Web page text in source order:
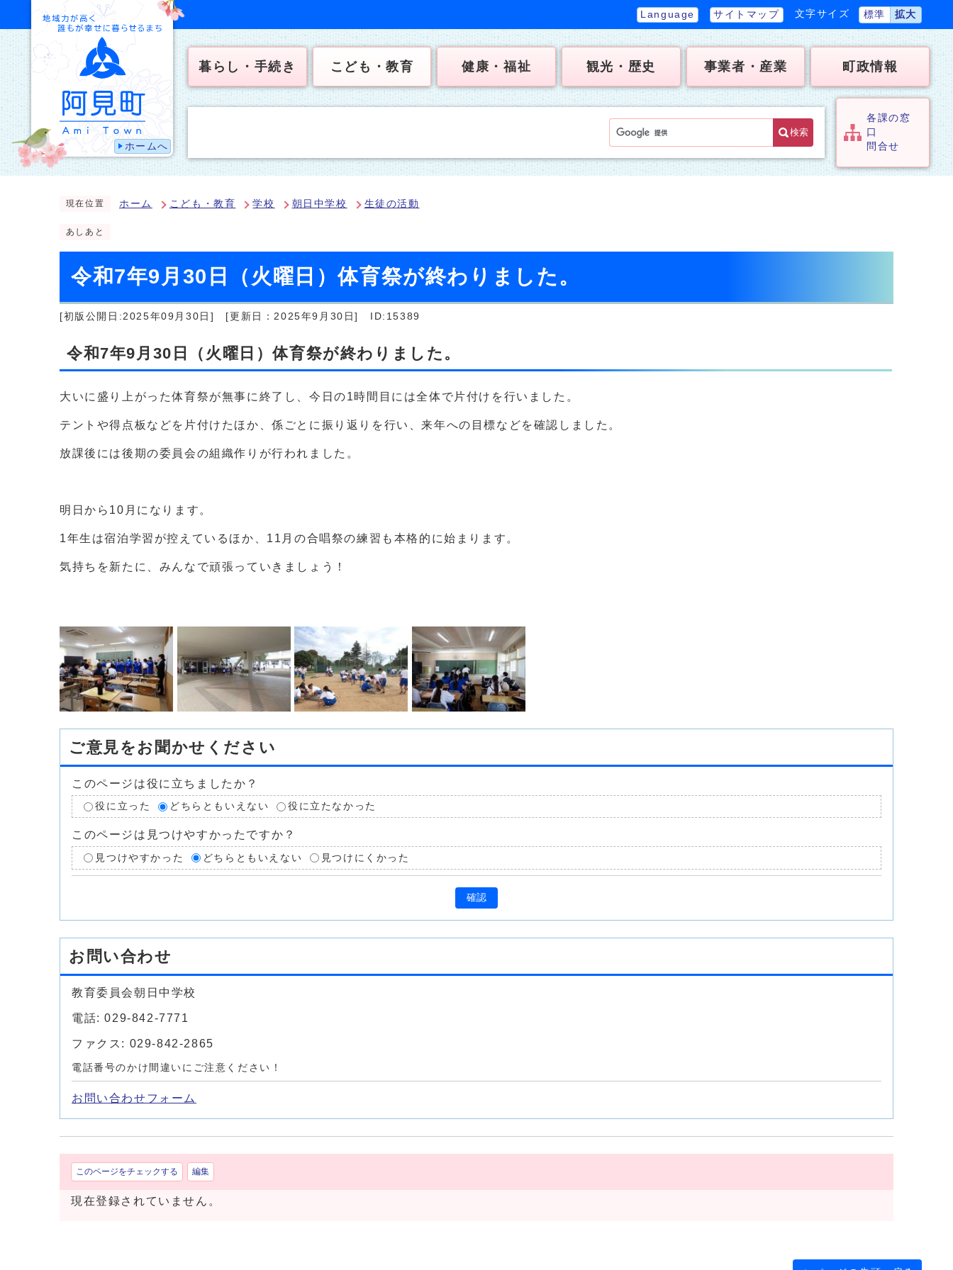
ホームへ
Language サイトマップ 文字サイズ 標準 拡大
暮らし・手続き こども・教育 健康・福祉 観光・歴史 事業者・産業 町政情報
検索
各課の窓
口
問合せ
現在位置 ホーム こども・教育 学校 朝日中学校 生徒の活動
あしあと
令和7年9月30日（火曜日）体育祭が終わりました。
[初版公開日:2025年09月30日] [更新日：2025年9月30日] ID:15389
令和7年9月30日（火曜日）体育祭が終わりました。
大いに盛り上がった体育祭が無事に終了し、今日の1時間目には全体で片付けを行いました。
テントや得点板などを片付けたほか、係ごとに振り返りを行い、来年への目標などを確認しました。
放課後には後期の委員会の組織作りが行われました。
明日から10月になります。
1年生は宿泊学習が控えているほか、11月の合唱祭の練習も本格的に始まります。
気持ちを新たに、みんなで頑張っていきましょう！
ご意見をお聞かせください
このページは役に立ちましたか？
役に立った どちらともいえない 役に立たなかった
このページは見つけやすかったですか？
見つけやすかった どちらともいえない 見つけにくかった
確認
お問い合わせ
教育委員会朝日中学校
電話: 029-842-7771
ファクス: 029-842-2865
電話番号のかけ間違いにご注意ください！
お問い合わせフォーム
このページをチェックする 編集
現在登録されていません。